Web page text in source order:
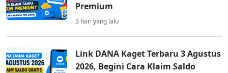
Premium
3 hari yang lalu
Link DANA Kaget Terbaru 3 Agustus
2026, Begini Cara Klaim Saldo